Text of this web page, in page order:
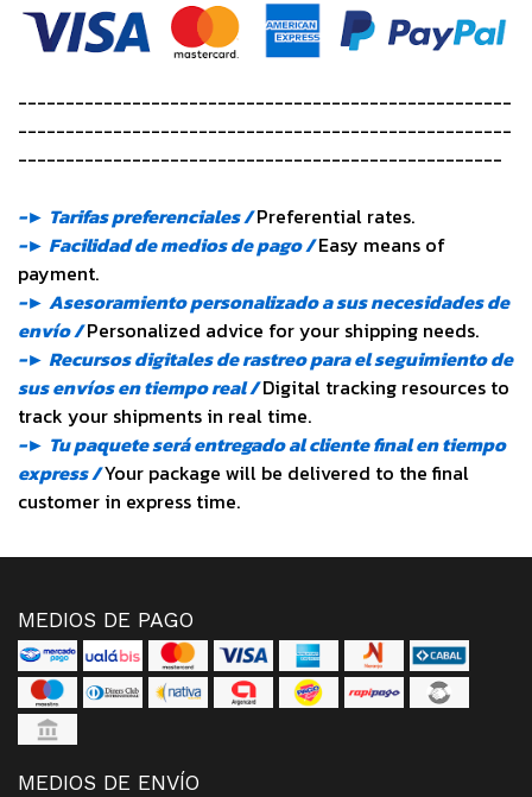
----------------------------------------------------
----------------------------------------------------
---------------------------------------------------
-► Tarifas preferenciales /Preferential rates.
-► Facilidad de medios de pago /Easy means of
payment.
-► Asesoramiento personalizado a sus necesidades de
envío /Personalized advice for your shipping needs.
-► Recursos digitales de rastreo para el seguimiento de
sus envíos en tiempo real /Digital tracking resources to
track your shipments in real time.
-► Tu paquete será entregado al cliente final en tiempo
express /Your package will be delivered to the final
customer in express time.
MEDIOS DE PAGO
MEDIOS DE ENVÍO